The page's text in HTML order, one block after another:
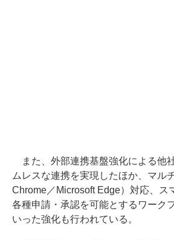
また、外部連携基盤強化による他
ムレスな連携を実現したほか、マル
Chrome／Microsoft Edge）対応、ス
各種申請・承認を可能とするワーク
いった強化も行われている。